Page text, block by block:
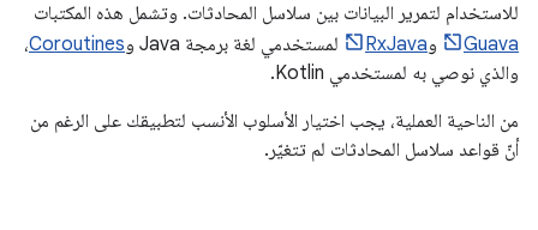
للاستخدام لتمرير البيانات بين سلاسل المحادثات. وتشمل هذه المكتبات
Guava
وRxJava لمستخدمي لغة برمجة Java و Coroutines،
والذي نوصي به لمستخدمي Kotlin.
من الناحية العملية، يجب اختيار الأسلوب الأنسب لتطبيقك على الرغم من
أنّ قواعد سلاسل المحادثات لم تتغيّر.